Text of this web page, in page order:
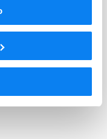
glukózy v krvi s
antidiabetík